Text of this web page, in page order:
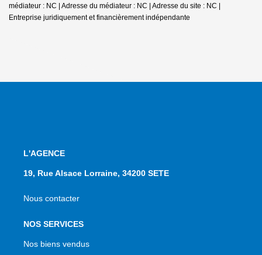
médiateur : NC | Adresse du médiateur : NC | Adresse du site : NC |
Entreprise juridiquement et financièrement indépendante
L'AGENCE
19, Rue Alsace Lorraine, 34200 SETE
Nous contacter
NOS SERVICES
Nos biens vendus